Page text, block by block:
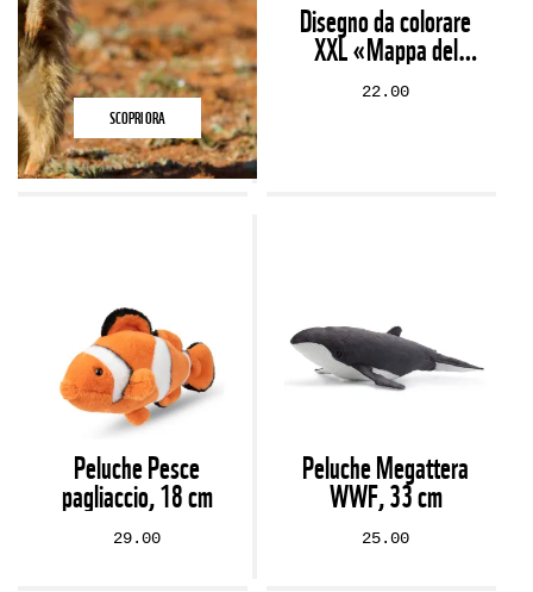
SCOPRI ORA
Disegno da colorare
XXL «Mappa del
mondo»
22.00
Peluche Pesce
pagliaccio, 18 cm
29.00
Peluche Megattera
WWF, 33 cm
25.00